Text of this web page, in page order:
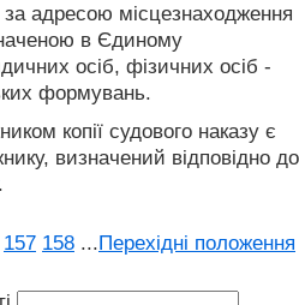
адресою місцезнаходження
в Єдиному
осіб, фізичних осіб -
формувань.
копії судового наказу є
визначений відповідно до
157 158 ...Перехідні положення